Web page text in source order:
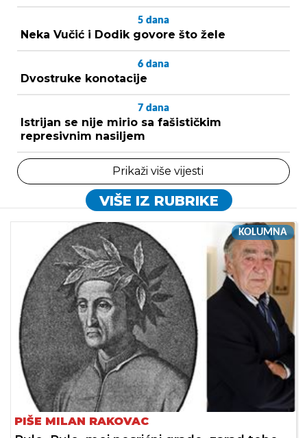
5 dana
Neka Vučić i Dodik govore što žele
6 dana
Dvostruke konotacije
7 dana
Istrijan se nije mirio sa fašističkim
represivnim nasiljem
Prikaži više vijesti
VIŠE IZ RUBRIKE
KOLUMNA
PIŠE MILAN RAKOVAC